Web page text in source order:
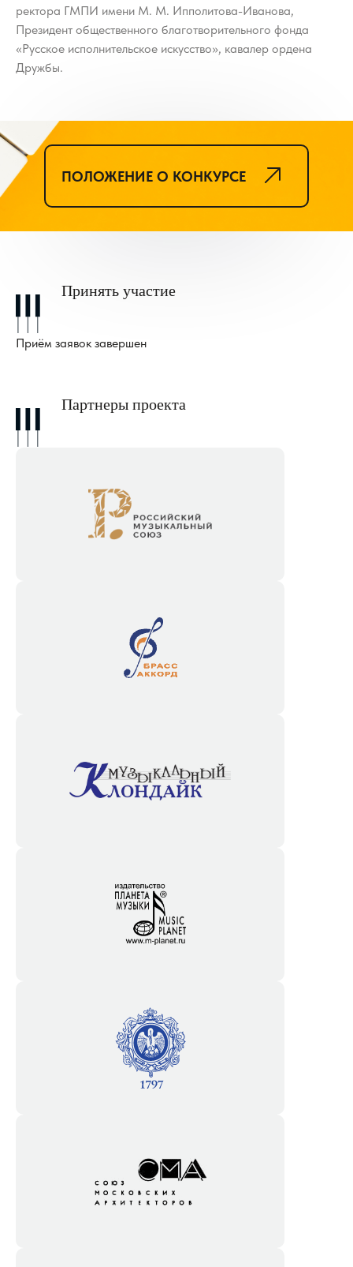
ректора ГМПИ имени М. М. Ипполитова-Иванова,
Президент общественного благотворительного фонда
«Русское исполнительское искусство», кавалер ордена
Дружбы.
ПОЛОЖЕНИЕ О КОНКУРСЕ
Принять участие
Приём заявок завершен
Партнеры проекта